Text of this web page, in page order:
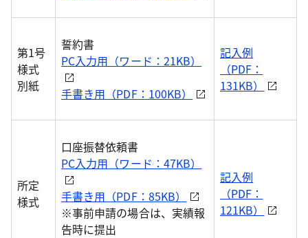
第1号
様式
別紙
誓約書
PC入力用（ワード：21KB）
手書き用（PDF：100KB）
記入例
（PDF：
131KB）
所定
様式
口座振替依頼書
PC入力用（ワード：47KB）
手書き用（PDF：85KB）
※事前申請の場合は、実績報
告時に提出
記入例
（PDF：
121KB）